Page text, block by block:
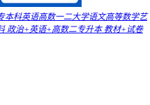
本科英语高数一二大学语文高等数学艺
政治+英语+高数二专升本 教材+试卷